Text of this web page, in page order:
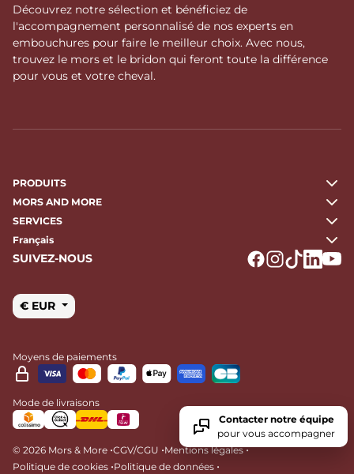
Découvrez notre sélection et bénéficiez de
l'accompagnement personnalisé de nos experts en
embouchures pour faire le meilleur choix. Avec nous,
trouvez le mors et le bridon qui feront toute la différence
pour vous et votre cheval.
PRODUITS
MORS AND MORE
SERVICES
Français
SUIVEZ-NOUS
€ EUR
Moyens de paiements
Mode de livraisons
© 2026 Mors & More •CGV/CGU •Mentions légales•
Politique de cookies •Politique de données •
Contacter notre équipe
pour vous accompagner